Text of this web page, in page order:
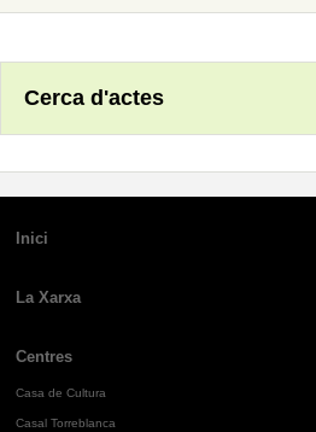
Cerca d'actes
Inici
La Xarxa
Centres
Casa de Cultura
Casal Torreblanca